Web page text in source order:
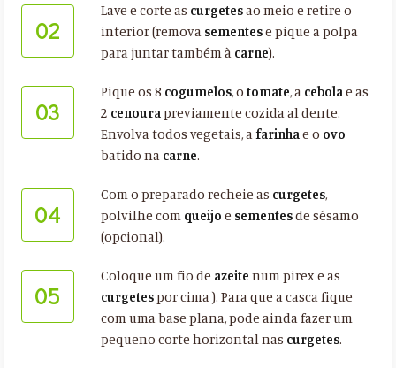
02
Lave e corte as curgetesao meio e retire o
interior (remova sementese pique a polpa
para juntar também à carne).
03
Pique os 8 cogumelos, o tomate, a cebolae as
2 cenourapreviamente cozida al dente.
Envolva todos vegetais, afarinhae o ovo
batido na carne.
04
Com o preparado recheie as curgetes,
polvilhe com queijo e sementesde sésamo
(opcional).
05
Coloque um fio de azeite num pirex e as
curgetespor cima ). Para que a casca fique
com uma base plana, pode ainda fazer um
pequeno corte horizontal nas curgetes.